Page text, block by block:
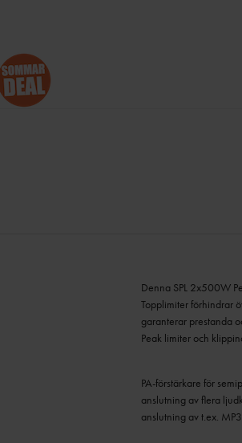
Denna SPL 2x500W
Topplimiter förhindrar
garanterar prestanda
Peak limiter och
PA-förstärkare för
anslutning av flera
anslutning av t.ex.